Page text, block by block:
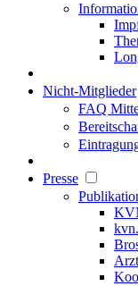
Nicht-Mitglieder
FAQ
Presse